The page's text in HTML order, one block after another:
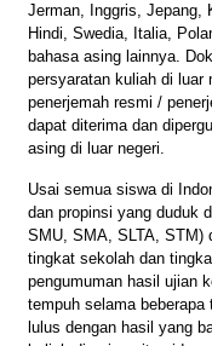
Jerman, Inggris, Jepang,
Hindi, Swedia, Italia,
bahasa asing lainnya.
persyaratan kuliah di luar
penerjemah resmi /
dapat diterima dan
asing di luar negeri.
Usai semua siswa di
dan propinsi yang duduk
SMU, SMA, SLTA, STM)
tingkat sekolah dan
pengumuman hasil ujian
tempuh selama
lulus dengan hasil yang